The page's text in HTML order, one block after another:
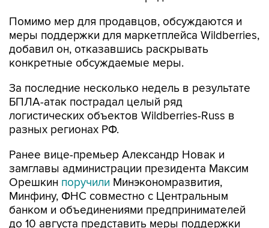
Помимо мер для продавцов, обсуждаются и
меры поддержки для маркетплейса Wildberries,
добавил он, отказавшись раскрывать
конкретные обсуждаемые меры.
За последние несколько недель в результате
БПЛА-атак пострадал целый ряд
логистических объектов Wildberries-Russ в
разных регионах РФ.
Ранее вице-премьер Александр Новак и
замглавы администрации президента Максим
Орешкин поручили Минэкономразвития,
Минфину, ФНС совместно с Центральным
банком и объединениями предпринимателей
до 10 августа представить меры поддержки